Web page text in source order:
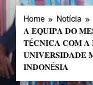
Home
Notícia
𝐀 𝐄𝐐𝐔𝐈𝐏𝐀 𝐃𝐎
𝐓É𝐂𝐍𝐈𝐂𝐀 𝐂𝐎𝐌
𝐔𝐍𝐈𝐕𝐄𝐑𝐒𝐈𝐃𝐀𝐃𝐄
𝐈𝐍𝐃𝐎𝐍É𝐒𝐈𝐀